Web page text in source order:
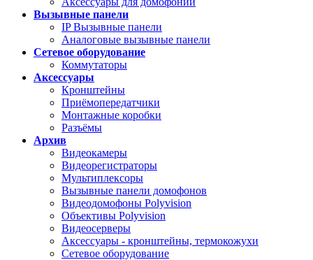
Вызывные панели
IP Вызывные панели
Аналоговые вызывные панели
Сетевое оборудование
Коммутаторы
Аксессуары
Кронштейны
Приёмопередатчики
Монтажные коробки
Разъёмы
Архив
Видеокамеры
Видеорегистраторы
Мультиплексоры
Вызывные панели домофонов
Видеодомофоны Polyvision
Объективы Polyvision
Видеосерверы
Аксессуары - кронштейны, термокожухи
Сетевое оборудование